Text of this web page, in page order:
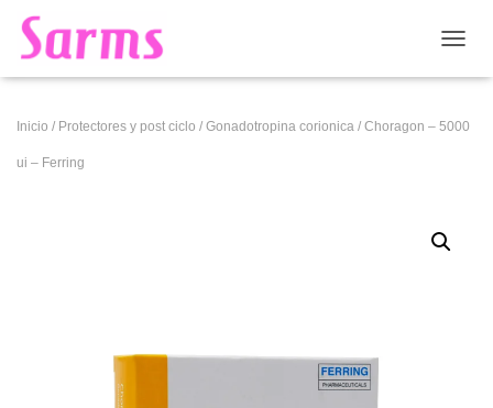
Inicio / Protectores y post ciclo / Gonadotropina corionica / Choragon – 5000
ui – Ferring